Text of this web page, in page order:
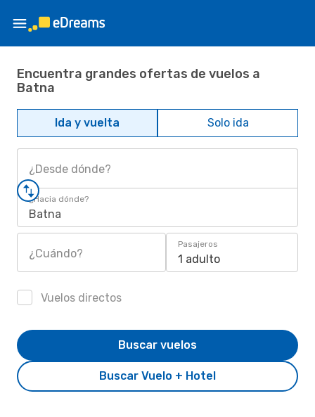
Encuentra grandes ofertas de vuelos a
Batna
Ida y vuelta Solo ida
¿Desde dónde?
¿Hacia dónde?
Batna
¿Cuándo?
Pasajeros
1 adulto
Vuelos directos
Buscar Vuelo + Hotel
Buscar vuelos